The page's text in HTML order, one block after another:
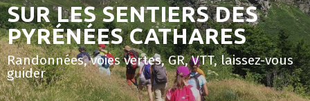
SUR LES SENTIERS DES
PYRÉNÉES CATHARES
Randonnées, voies vertes, GR, VTT, laissez-vous
guider